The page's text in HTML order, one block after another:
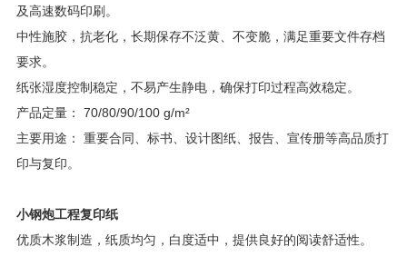
及高速数码印刷。
中性施胶，抗老化，长期保存不泛黄、不变脆，满足重要文件存档
要求。
纸张湿度控制稳定，不易产生静电，确保打印过程高效稳定。
产品定量： 70/80/90/100 g/m²
主要用途： 重要合同、标书、设计图纸、报告、宣传册等高品质打
印与复印。
小钢炮工程复印纸
优质木浆制造，纸质均匀，白度适中，提供良好的阅读舒适性。